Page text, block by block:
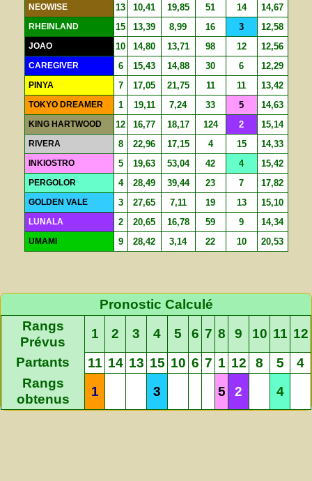
NEOWISE 13 10,41 19,85 51 14 14,67
RHEINLAND 15 13,39 8,99 16 3 12,58
JOAO 10 14,80 13,71 98 12 12,56
CAREGIVER 6 15,43 14,88 30 6 12,29
PINYA 7 17,05 21,75 11 11 13,42
TOKYO DREAMER 1 19,11 7,24 33 5 14,63
KING HARTWOOD 12 16,77 18,17 124 2 15,14
RIVERA 8 22,96 17,15 4 15 14,33
INKIOSTRO 5 19,63 53,04 42 4 15,42
PERGOLOR 4 28,49 39,44 23 7 17,82
GOLDEN VALE 3 27,65 7,11 19 13 15,10
LUNALA 2 20,65 16,78 59 9 14,34
UMAMI 9 28,42 3,14 22 10 20,53
Pronostic Calculé
Rangs
Prévus
1 2 3 4 5 6 7 8 9 10 11 12
Partants
11 14 13 15 10 6 7 1 12 8 5
4
Rangs
obtenus
1 3 5 2 4